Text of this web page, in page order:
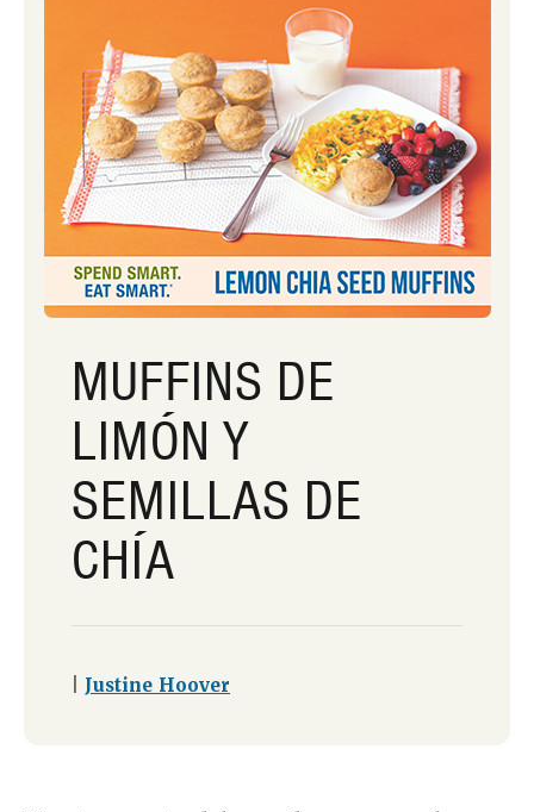
MUFFINS DE
LIMÓN Y
SEMILLAS DE
CHÍA
Justine Hoover